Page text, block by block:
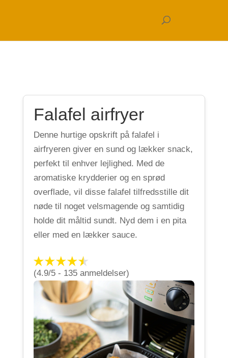
Falafel airfryer
Denne hurtige opskrift på falafel i
airfryeren giver en sund og lækker snack,
perfekt til enhver lejlighed. Med de
aromatiske krydderier og en sprød
overflade, vil disse falafel tilfredsstille dit
nøde til noget velsmagende og samtidig
holde dit måltid sundt. Nyd dem i en pita
eller med en lækker sauce.
(4.9/5 - 135 anmeldelser)